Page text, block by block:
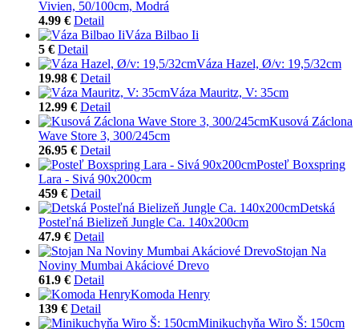
Vivien, 50/100cm, Modrá
4.99 € Detail
Váza Bilbao Ii
5 € Detail
Váza Hazel, Ø/v: 19,5/32cm
19.98 € Detail
Váza Mauritz, V: 35cm
12.99 € Detail
Kusová Záclona
Wave Store 3, 300/245cm
26.95 € Detail
Posteľ Boxspring
Lara - Sivá 90x200cm
459 € Detail
Detská
Posteľná Bielizeň Jungle Ca. 140x200cm
47.9 € Detail
Stojan Na
Noviny Mumbai Akáciové Drevo
61.9 € Detail
Komoda Henry
139 € Detail
Minikuchyňa Wiro Š: 150cm